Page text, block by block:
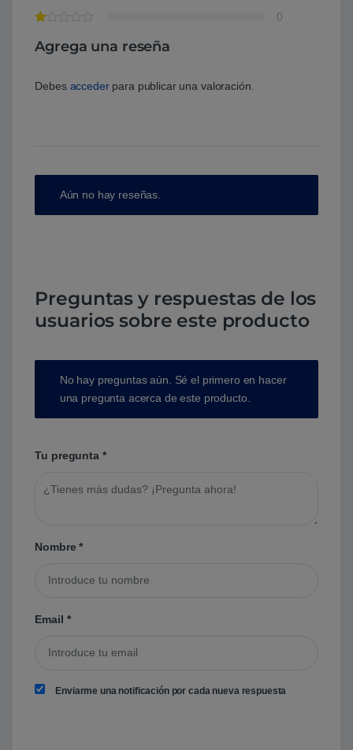
0
Agrega una reseña
Debes accederpara publicar una valoración.
Aún no hay reseñas.
Preguntas y respuestas de los
usuarios sobre este producto
No hay preguntas aún. Sé el primero en hacer
una pregunta acerca de este producto.
Tu pregunta *
Nombre*
Email *
Enviarme una notificación por cada nueva respuesta